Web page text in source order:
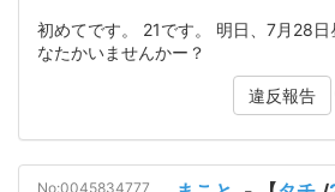
初めてです。 21です。 明日、7月28
なたかいませんかー？
違反報告
No:0045834777